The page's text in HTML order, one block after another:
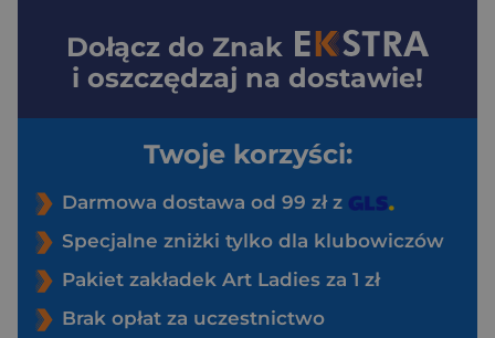
Dołącz do Znak
i oszczędzaj na dostawie!
Twoje korzyści:
Darmowa dostawa od 99 zł z
Specjalne zniżki tylko dla klubowiczów
Pakiet zakładek Art Ladies za 1 zł
Brak opłat za uczestnictwo